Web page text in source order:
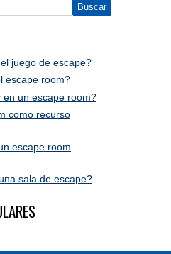
juego de escape?
escape room?
en un escape room?
como recurso
escape room
sala de escape?